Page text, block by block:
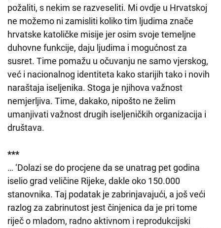
požaliti, s nekim se razveseliti. Mi ovdje u Hrvatskoj
ne možemo ni zamisliti koliko tim ljudima znače
hrvatske katoličke misije jer osim svoje temeljne
duhovne funkcije, daju ljudima i mogućnost za
susret. Time pomažu u očuvanju ne samo vjerskog,
već i nacionalnog identiteta kako starijih tako i novih
naraštaja iseljenika. Stoga je njihova važnost
nemjerljiva. Time, dakako, nipošto ne želim
umanjivati važnost drugih iseljeničkih organizacija i
društava.
***
… ‘Dolazi se do procjene da se unatrag pet godina
iselio grad veličine Rijeke, dakle oko 150.000
stanovnika. Taj podatak je zabrinjavajući, a još veći
razlog za zabrinutost jest činjenica da je pri tome
riječ o mladom, radno aktivnom i reprodukcijski